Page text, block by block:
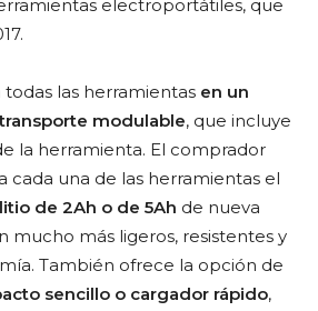
electroportátiles, que
las herramientas en un
modulable, que incluye
la herramienta. El comprador
cada una de las herramientas el
de 2Ah o de 5Ah de nueva
mucho más ligeros, resistentes y
También ofrece la opción de
sencillo o cargador rápido,